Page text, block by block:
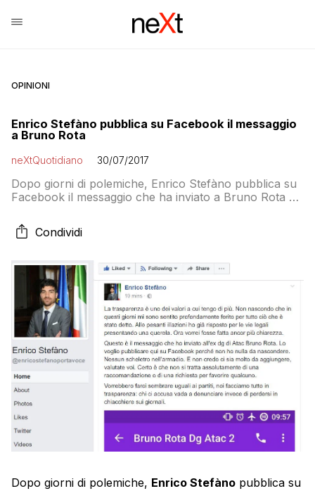
OPINIONI
Enrico Stefàno pubblica su Facebook il messaggio
a Bruno Rota
neXtQuotidiano 30/07/2017
Dopo giorni di polemiche, Enrico Stefàno pubblica su
Facebook il messaggio che ha inviato a Bruno Rota e
violento con l’ex direttore generale di ATAC un paio di
giorni fa. Stefàno precisa in merito: La trasparenza è
[…]
Condividi
Dopo giorni di polemiche, Enrico Stefàno pubblica su